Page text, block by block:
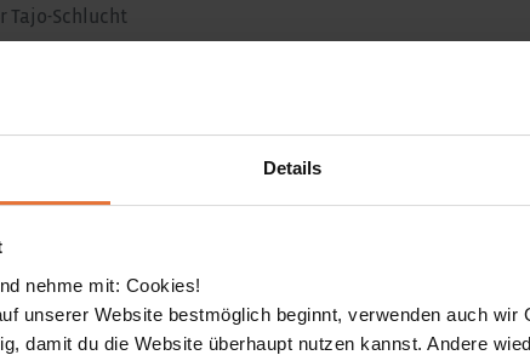
Details
nehme mit: Cookies!
unserer Website bestmöglich beginnt, verwenden auch wir
damit du die Website überhaupt nutzen kannst. Andere
Tajo-Schlucht
einer Bodega mit Sherry-Tasting in Jerez de la Frontera
Frontera
freie Nachmittag